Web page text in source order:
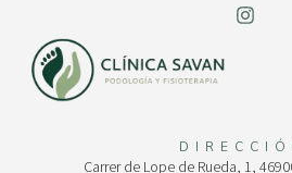
Carrer de Lope de Rueda, 1,